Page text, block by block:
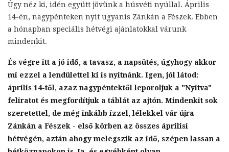
Úgy néz ki, idén együtt jövünk a húsvéti nyúllal. Április
14-én, nagypénteken nyit ugyanis Zánkán a Fészek. Ebben
a hónapban speciális hétvégi ajánlatokkal várunk
mindenkit.
És végre itt a jó idő, a tavasz, a napsütés, úgyhogy akkor
mi ezzel a lendülettel ki is nyitnánk. Igen, jól látod:
április 14-től, azaz nagypéntektől leporoljuk a "Nyitva"
feliratot és megfordítjuk a táblát az ajtón. Mindenkit sok
szeretettel, de még inkább ízzel, lélekkel vár újra
Zánkán a Fészek - első körben az összes áprilisi
hétvégén, aztán ahogy melegszik az idő, szépen lassan a